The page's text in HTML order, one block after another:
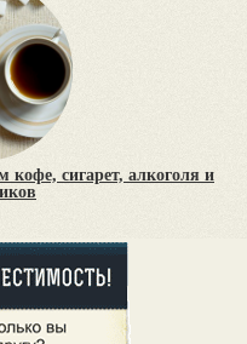
кофе, сигарет, алкоголя и